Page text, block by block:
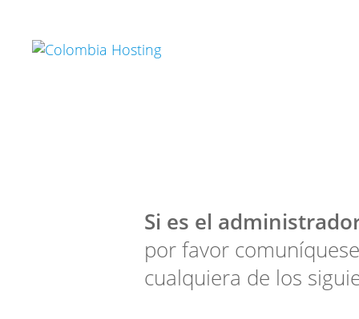
Si es el
por favor
cualquiera de los